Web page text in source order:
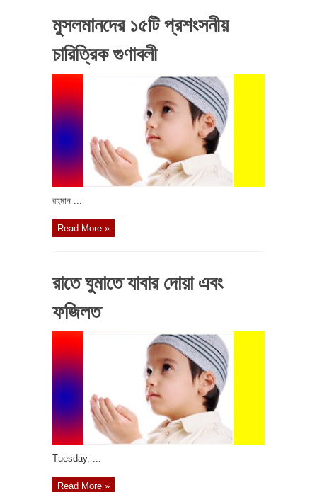
মুসলমানদের ১৫টি প্রশংসনীয়
চারিত্রিক গুণাবলী
রহমান ...
Read More »
রাতে ঘুমাতে যাবার দোয়া এবং
ফজিলত
‎Tuesday, ...
Read More »